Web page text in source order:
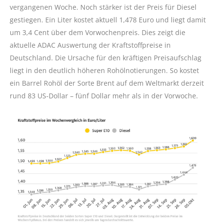
vergangenen Woche. Noch stärker ist der Preis für Diesel
gestiegen. Ein Liter kostet aktuell 1,478 Euro und liegt damit
um 3,4 Cent über dem Vorwochenpreis. Dies zeigt die
aktuelle ADAC Auswertung der Kraftstoffpreise in
Deutschland. Die Ursache für den kräftigen Preisaufschlag
liegt in den deutlich höheren Rohölnotierungen. So kostet
ein Barrel Rohöl der Sorte Brent auf dem Weltmarkt derzeit
rund 83 US-Dollar – fünf Dollar mehr als in der Vorwoche.